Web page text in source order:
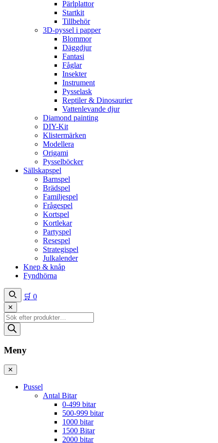
Pärlplattor
Startkit
Tillbehör
3D-pyssel i papper
Blommor
Däggdjur
Fantasi
Fåglar
Insekter
Instrument
Pysselask
Reptiler & Dinosaurier
Vattenlevande djur
Diamond painting
DIY-Kit
Klistermärken
Modellera
Origami
Pysselböcker
Sällskapspel
Barnspel
Brädspel
Familjespel
Frågespel
Kortspel
Kortlekar
Partyspel
Resespel
Strategispel
Julkalender
Knep & knåp
Fyndhörna
🛒 0
✕
Produktsökning
Meny
✕
Pussel
Antal Bitar
0-499 bitar
500-999 bitar
1000 bitar
1500 Bitar
2000 bitar